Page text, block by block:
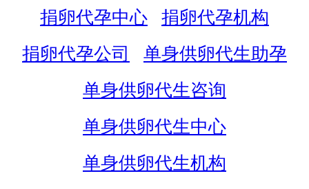
捐卵代孕中心
捐卵代孕机构
捐卵代孕公司
单身供卵代生助孕
单身供卵代生咨询
单身供卵代生中心
单身供卵代生机构